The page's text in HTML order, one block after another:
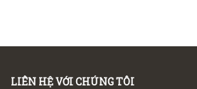
LIÊN HỆ VỚI CHÚNG TÔI